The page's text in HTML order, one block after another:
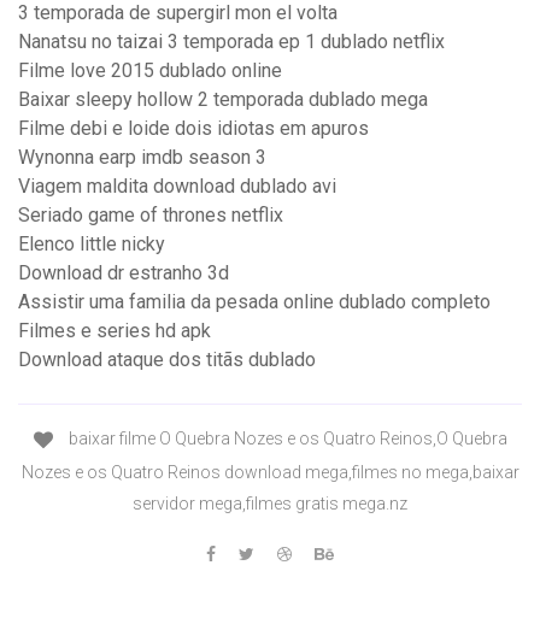
3 temporada de supergirl mon el volta
Nanatsu no taizai 3 temporada ep 1 dublado netflix
Filme love 2015 dublado online
Baixar sleepy hollow 2 temporada dublado mega
Filme debi e loide dois idiotas em apuros
Wynonna earp imdb season 3
Viagem maldita download dublado avi
Seriado game of thrones netflix
Elenco little nicky
Download dr estranho 3d
Assistir uma familia da pesada online dublado completo
Filmes e series hd apk
Download ataque dos titãs dublado
baixar filme O Quebra Nozes e os Quatro Reinos,O Quebra
Nozes e os Quatro Reinos download mega,filmes no mega,baixar
servidor mega,filmes gratis mega.nz